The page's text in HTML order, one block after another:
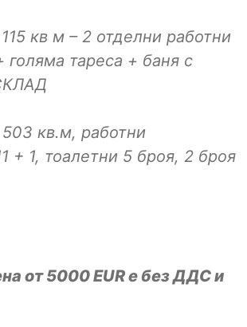
115 кв м – 2 отделни работни
тареса + баня с
503 кв.м, работни
+ 1, тоалетни 5 броя, 2 броя
от 5000 EUR е без ДДС и